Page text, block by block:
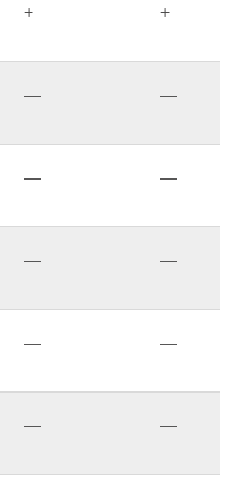
+ +
— —
— —
— —
— —
— —